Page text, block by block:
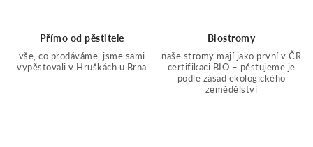
Přímo od pěstitele
vše, co prodáváme, jsme sami
vypěstovali v Hruškách u Brna
Biostromy
naše stromy mají jako první v ČR
certifikaci BIO – pěstujeme je
podle zásad ekologického
zemědělství